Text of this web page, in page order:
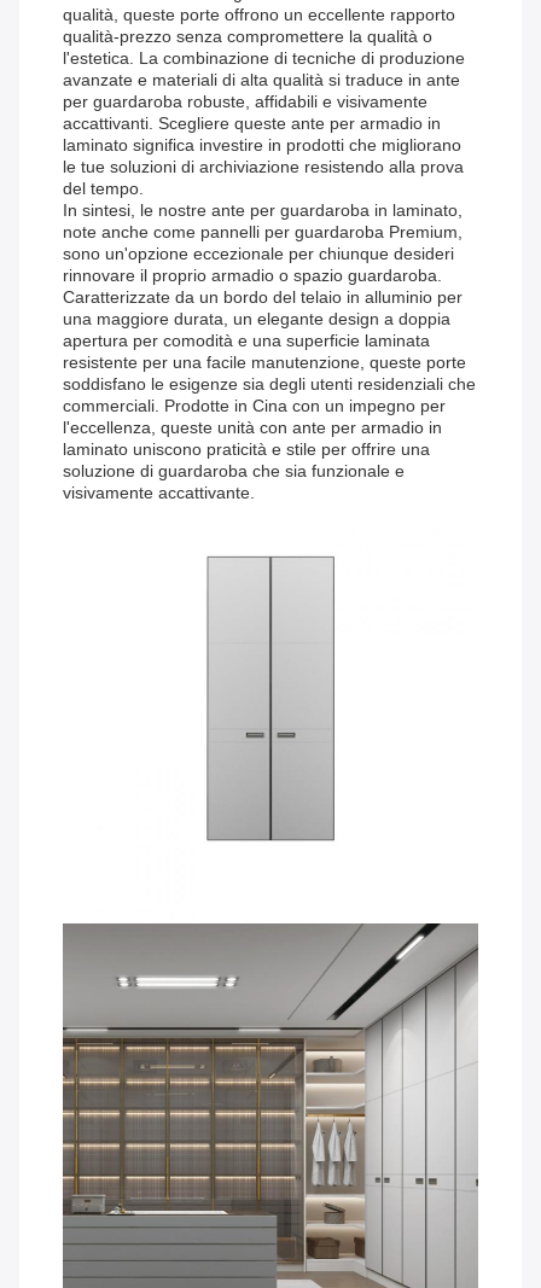
qualità, queste porte offrono un eccellente rapporto
qualità-prezzo senza compromettere la qualità o
l'estetica. La combinazione di tecniche di produzione
avanzate e materiali di alta qualità si traduce in ante
per guardaroba robuste, affidabili e visivamente
accattivanti. Scegliere queste ante per armadio in
laminato significa investire in prodotti che migliorano
le tue soluzioni di archiviazione resistendo alla prova
del tempo.
In sintesi, le nostre ante per guardaroba in laminato,
note anche come pannelli per guardaroba Premium,
sono un'opzione eccezionale per chiunque desideri
rinnovare il proprio armadio o spazio guardaroba.
Caratterizzate da un bordo del telaio in alluminio per
una maggiore durata, un elegante design a doppia
apertura per comodità e una superficie laminata
resistente per una facile manutenzione, queste porte
soddisfano le esigenze sia degli utenti residenziali che
commerciali. Prodotte in Cina con un impegno per
l'eccellenza, queste unità con ante per armadio in
laminato uniscono praticità e stile per offrire una
soluzione di guardaroba che sia funzionale e
visivamente accattivante.